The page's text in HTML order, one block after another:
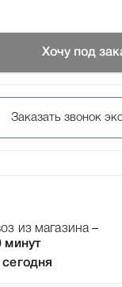
Хочу под
Заказать звонок
из магазина –
минут